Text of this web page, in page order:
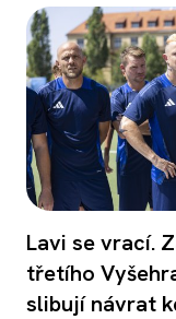
Lavi se vrací.
třetího
slibují návrat